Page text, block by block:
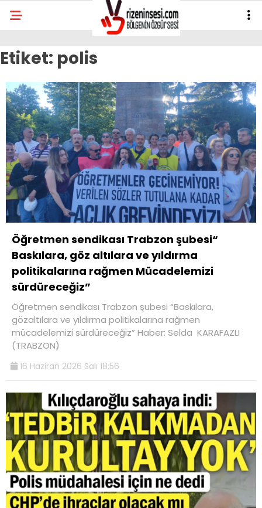
Etiket: polis
Öğretmen sendikası Trabzon şubesi“
Baskılara, göz altılara ve yıldırma
politikalarına rağmen Mücadelemizi
sürdüreceğiz”
Öğretmen sendikası Trabzon şubesi “Baskılara,
gözaltılara ve yıldırma politikalarına rağmen
mücadelemizi sürdüreceğiz” Haber: Selda KARAFAZLI
(TRABZON)
16 Haziran 2026 Salı 18:56